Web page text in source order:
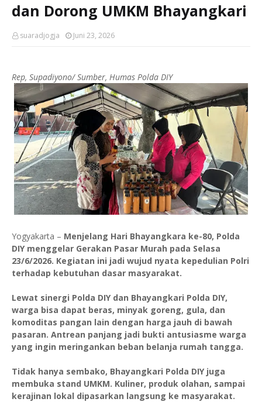
dan Dorong UMKM Bhayangkari
suaradjogja Juni 23, 2026
Rep, Supadiyono/ Sumber, Humas Polda DIY
Yogyakarta – Menjelang Hari Bhayangkara ke-80, Polda
DIY menggelar Gerakan Pasar Murah pada Selasa
23/6/2026. Kegiatan ini jadi wujud nyata kepedulian Polri
terhadap kebutuhan dasar masyarakat.
Lewat sinergi Polda DIY dan Bhayangkari Polda DIY,
warga bisa dapat beras, minyak goreng, gula, dan
komoditas pangan lain dengan harga jauh di bawah
pasaran. Antrean panjang jadi bukti antusiasme warga
yang ingin meringankan beban belanja rumah tangga.
Tidak hanya sembako, Bhayangkari Polda DIY juga
membuka stand UMKM. Kuliner, produk olahan, sampai
kerajinan lokal dipasarkan langsung ke masyarakat.